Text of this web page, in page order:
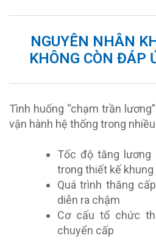
NGUYÊN NHÂN
KHÔNG CÒN ĐÁP
Tình huống “chạm trần
vận hành hệ thống trong
Tốc độ tăng
trong thiết kế khung
Quá trình thăng
diễn ra chậm
Cơ cấu tổ chức
chuyển cấp